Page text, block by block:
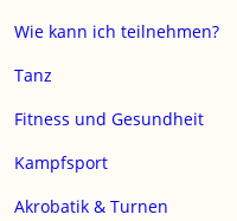
Wie kann ich teilnehmen?
Tanz
Fitness und Gesundheit
Kampfsport
Akrobatik & Turnen